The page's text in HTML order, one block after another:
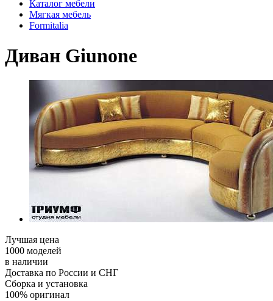
Каталог мебели
Мягкая мебель
Formitalia
Диван Giunone
Лучшая цена
1000 моделей
в наличии
Доставка по России и СНГ
Сборка и установка
100% оригинал